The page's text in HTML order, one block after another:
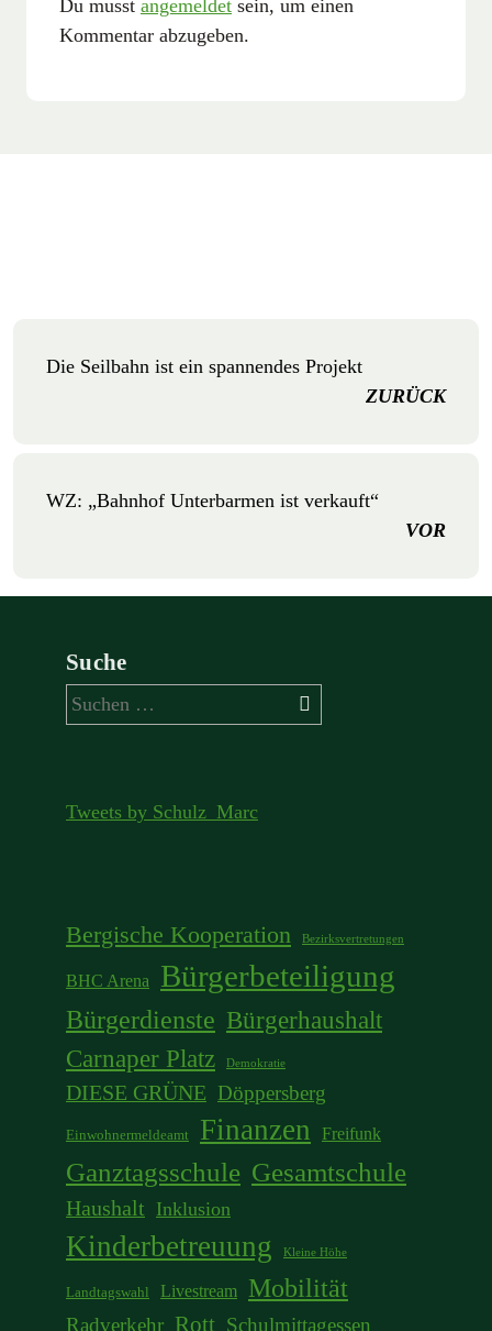
Du musst angemeldet sein, um einen
Kommentar abzugeben.
Die Seilbahn ist ein spannendes Projekt
ZURÜCK
WZ: „Bahnhof Unterbarmen ist verkauft“
VOR
Suche
Suchen
nach:
Tweets by Schulz_Marc
Bergische Kooperation Bezirksvertretungen
BHC Arena Bürgerbeteiligung
Bürgerdienste Bürgerhaushalt
Carnaper Platz
Demokratie
DIESE GRÜNE Döppersberg
Einwohnermeldeamt Finanzen Freifunk
Ganztagsschule Gesamtschule
Haushalt Inklusion
Kinderbetreuung Kleine Höhe
Landtagswahl Livestream Mobilität
Radverkehr Rott Schulmittagessen